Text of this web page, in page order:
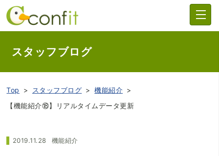
スタッフブログ
Top スタッフブログ
機能紹介
【機能紹介⑱】リアルタイムデータ更新
2019.11.28 機能紹介